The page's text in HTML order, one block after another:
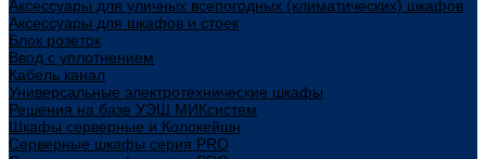
Аксессуары для уличных всепогодных (климатических) шкафов
Аксессуары для шкафов и стоек
Блок розеток
Ввод с уплотнением
Кабель канал
Универсальные электротехнические шкафы
Решения на базе УЭШ МИКсистем
Шкафы серверные и Колокейшн
Серверные шкафы серия PRO